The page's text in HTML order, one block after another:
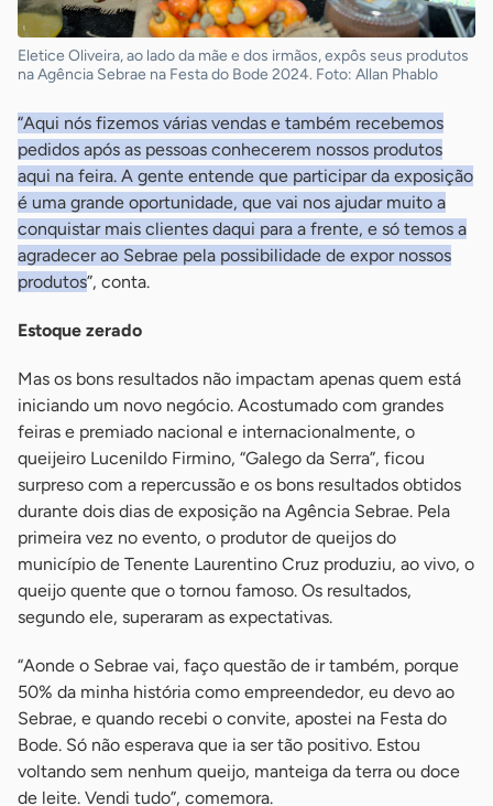
Eletice Oliveira, ao lado da mãe e dos irmãos, expôs seus produtos
na Agência Sebrae na Festa do Bode 2024. Foto: Allan Phablo
“Aqui nós fizemos várias vendas e também recebemos
pedidos após as pessoas conhecerem nossos produtos
aqui na feira. A gente entende que participar da exposição
é uma grande oportunidade, que vai nos ajudar muito a
conquistar mais clientes daqui para a frente, e só temos a
agradecer ao Sebrae pela possibilidade de expor nossos
produtos”, conta.
Estoque zerado
Mas os bons resultados não impactam apenas quem está
iniciando um novo negócio. Acostumado com grandes
feiras e premiado nacional e internacionalmente, o
queijeiro Lucenildo Firmino, “Galego da Serra”, ficou
surpreso com a repercussão e os bons resultados obtidos
durante dois dias de exposição na Agência Sebrae. Pela
primeira vez no evento, o produtor de queijos do
município de Tenente Laurentino Cruz produziu, ao vivo, o
queijo quente que o tornou famoso. Os resultados,
segundo ele, superaram as expectativas.
“Aonde o Sebrae vai, faço questão de ir também, porque
50% da minha história como empreendedor, eu devo ao
Sebrae, e quando recebi o convite, apostei na Festa do
Bode. Só não esperava que ia ser tão positivo. Estou
voltando sem nenhum queijo, manteiga da terra ou doce
de leite. Vendi tudo”, comemora.